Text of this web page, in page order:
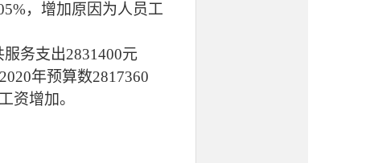
%， 增加原因为人员工
务支出2831400元
2020年预算数2817360
资增加。